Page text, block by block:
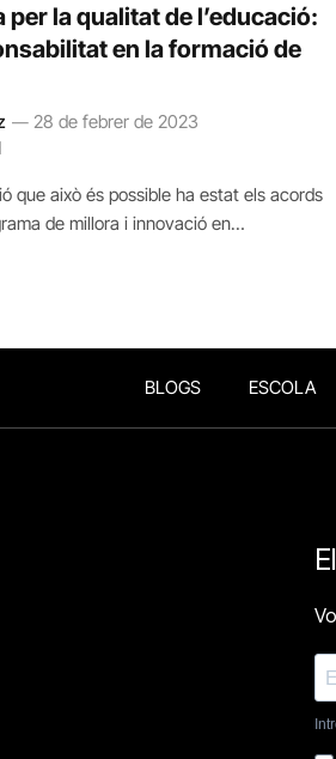
per la qualitat de l’educació:
en la formació de
28 de febrer de 2023
que això és possible ha estat els acords
de millora i innovació en…
BLOGS ESCOLA